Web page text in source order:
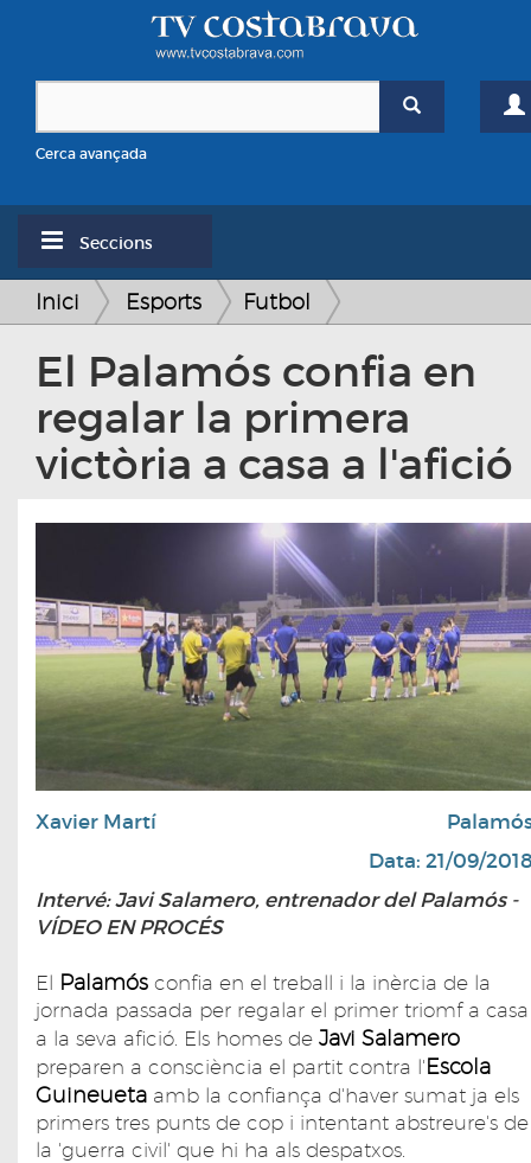
Cerca avançada
Seccions
Inici Esports Futbol
El Palamós confia en
regalar la primera
victòria a casa a l'afició
Xavier Martí
Data: 21/09/
Intervé: Javi Salamero, entrenador del Palamós -
VÍDEO EN PROCÉS
El Palamós confia en el treball i la inèrcia de la
jornada passada per regalar el primer triomf a casa
a la seva afició. Els homes de Javi Salamero
preparen a consciència el partit contra l'Escola
Guineueta amb la confiança d'haver sumat ja els
primers tres punts de cop i intentant abstreure's de
la 'guerra civil' que hi ha als despatxos.